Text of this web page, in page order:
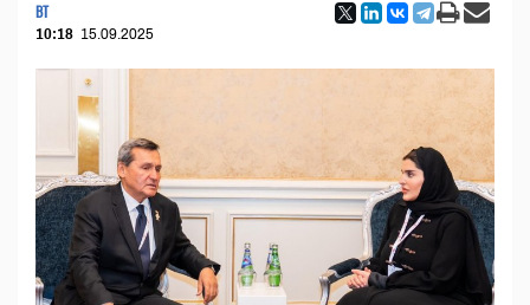
BT
10:18 15.09.2025